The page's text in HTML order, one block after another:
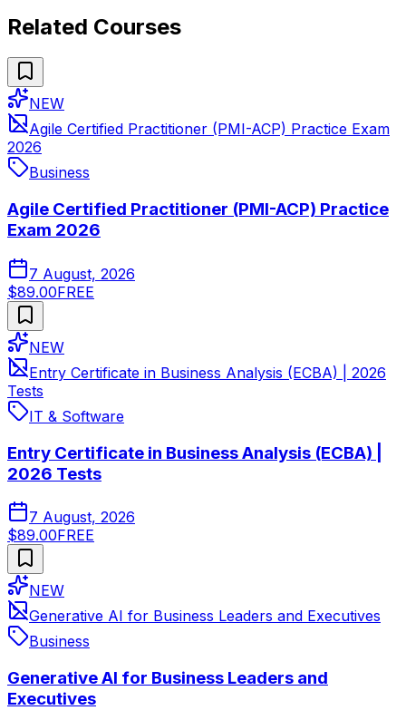
Related Courses
NEW
Agile Certified Practitioner (PMI-ACP) Practice Exam
2026
Business
Agile Certified Practitioner (PMI-ACP) Practice
Exam 2026
7 August, 2026
$89.00FREE
NEW
Entry Certificate in Business Analysis (ECBA) | 2026
Tests
IT & Software
Entry Certificate in Business Analysis (ECBA) |
2026 Tests
7 August, 2026
$89.00FREE
NEW
Generative AI for Business Leaders and Executives
Business
Generative AI for Business Leaders and
Executives